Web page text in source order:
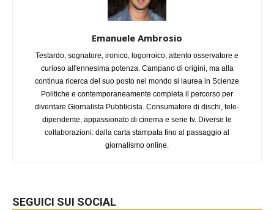
Emanuele Ambrosio
Testardo, sognatore, ironico, logorroico, attento osservatore e
curioso all'ennesima potenza. Campano di origini, ma alla
continua ricerca del suo posto nel mondo si laurea in Scienze
Politiche e contemporaneamente completa il percorso per
diventare Giornalista Pubblicista. Consumatore di dischi, tele-
dipendente, appassionato di cinema e serie tv. Diverse le
collaborazioni: dalla carta stampata fino al passaggio al
giornalismo online.
SEGUICI SUI SOCIAL